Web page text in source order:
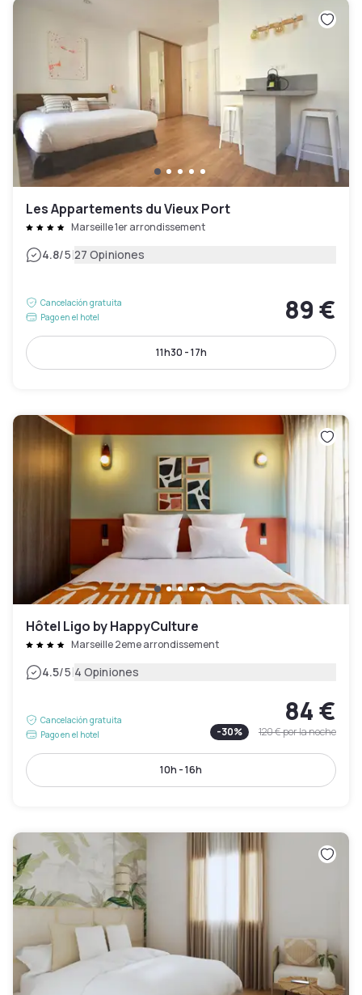
Les Appartements du Vieux Port
Marseille 1er arrondissement
4.8/5|27 Opiniones
Cancelación gratuita
Pago en el hotel
89 €
11h30 - 17h
Hôtel Ligo by HappyCulture
Marseille 2eme arrondissement
4.5/5|4 Opiniones
Cancelación gratuita
Pago en el hotel
84 €
-30% 120 €por la noche
10h - 16h